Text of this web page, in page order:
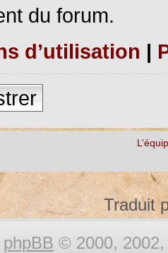
du forum.
d’utilisation |
Traduit
phpBB © 2000, 2002,